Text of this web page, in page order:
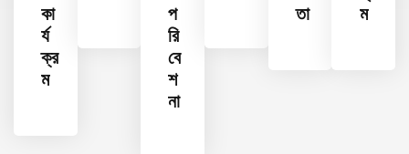
কা
র্য
ক্র
ম
প
রি
বে
শ
না
তা
ম